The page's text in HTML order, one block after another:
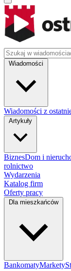
Wiadomości
Wiadomości z
Artykuły
BiznesDom i
rolnictwo
Wydarzenia
Katalog firm
Oferty pracy
Dla mieszkańców
BankomatyMarkety